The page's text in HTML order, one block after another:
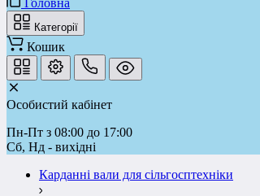
Головна
Категорії
Кошик
Особистий кабінет
Пн-Пт з 08:00 до 17:00
Сб, Нд - вихідні
Карданні вали для сільгосптехніки